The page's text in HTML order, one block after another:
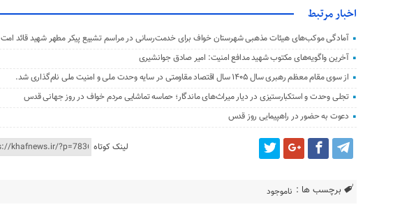
اخبار مرتبط
آمادگی موکب‌های هیئات مذهبی شهرستان خواف برای خدمت‌رسانی در مراسم تشییع پیکر مطهر شهید قائد امت
آخرین واگویه‌های مکتوب شهید مدافع امنیت: امیر صادق جوانشیری
از سوی مقام معظم رهبری سال ۱۴۰۵ سال اقتصاد مقاومتی در سایه وحدت ملی و امنیت ملی نام‌گذاری شد.
تجلی وحدت و استکبارستیزی در دیار میراث‌های ماندگار؛ حماسه تماشایی مردم خواف در روز جهانی قدس
دعوت به حضور در راهپیمایی روز قدس
لینک کوتاه
برچسب ها : ناموجود